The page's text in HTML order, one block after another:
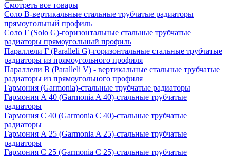
Смотреть все товары
Соло В-вертикальные стальные трубчатые радиаторы
прямоугольный профиль
Соло Г (Solo G)-горизонтальные стальные трубчатые
радиаторы прямоугольный профиль
Параллели Г (Paralleli G)-горизонтальные стальные трубчатые
радиаторы из прямоугольного профиля
Параллели В (Paralleli V) - вертикальные стальные трубчатые
радиаторы из прямоугольного профиля
Гармония (Garmonia)-стальные трубчатые радиаторы
Гармония А 40 (Garmonia A 40)-стальные трубчатые
радиаторы
Гармония С 40 (Garmonia C 40)-стальные трубчатые
радиаторы
Гармония А 25 (Garmonia A 25)-стальные трубчатые
радиаторы
Гармония С 25 (Garmonia C 25)-стальные трубчатые